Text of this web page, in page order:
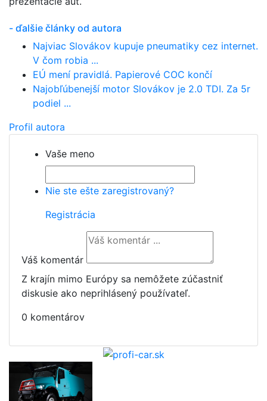
- ďalšie články od autora
Najviac Slovákov kupuje pneumatiky cez internet.
V čom robia ...
EÚ mení pravidlá. Papierové COC končí
Najobľúbenejší motor Slovákov je 2.0 TDI. Za 5r
podiel ...
Profil autora
Vaše meno
Nie ste ešte zaregistrovaný?
Registrácia
Váš komentár
Z krajín mimo Európy sa nemôžete zúčastniť
diskusie ako neprihlásený používateľ.
0 komentárov